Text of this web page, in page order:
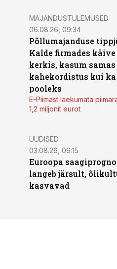
MAJANDUSTULEMUSED
06.08.26, 09:34
Põllumajanduse
Kalde firmades
kerkis, kasum
kahekordistus kui ka
pooleks
E-Piimast laekumata
1,2 miljonit eurot
UUDISED
03.08.26, 09:15
Euroopa
langeb järsult,
kasvavad